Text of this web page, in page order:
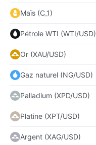
Maïs (C_1)
Pétrole WTI (WTI/USD)
Or (XAU/USD)
Gaz naturel (NG/USD)
Palladium (XPD/USD)
Platine (XPT/USD)
Argent (XAG/USD)